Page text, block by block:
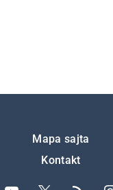
Mapa sajta
Kontakt